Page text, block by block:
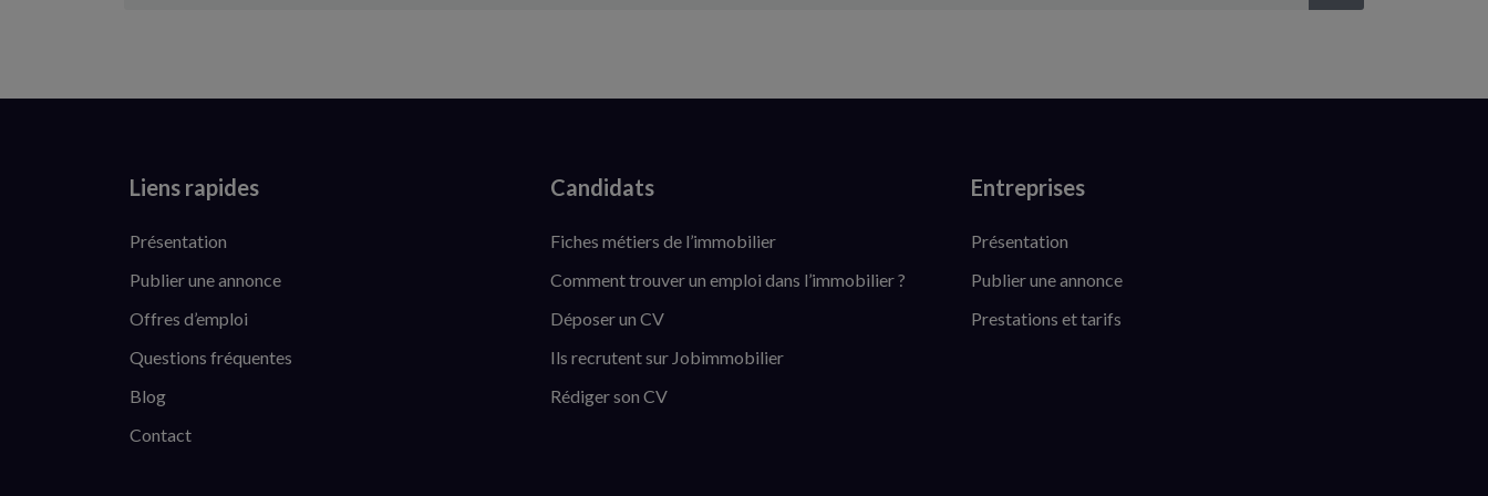
Liens rapides
Présentation
Publier une annonce
Offres d’emploi
Questions fréquentes
Blog
Contact
Candidats
Fiches métiers de l’immobilier
Comment trouver un emploi dans l’immobilier ?
Déposer un CV
Ils recrutent sur Jobimmobilier
Rédiger son CV
Entreprises
Présentation
Publier une annonce
Prestations et tarifs